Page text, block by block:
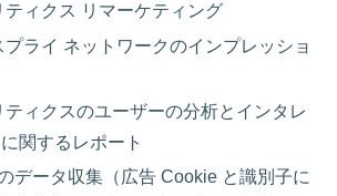
ィクス リマーケティング
ライ ネットワークのインプレッショ
ィクスのユーザーの分析とインタレ
関するレポート
データ収集（広告 Cookie と識別子に